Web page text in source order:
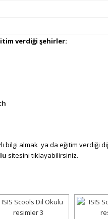
verdiği şehirler:
bilgi almak ya da eğitim verdiği
sitesini tıklayabilirsiniz.